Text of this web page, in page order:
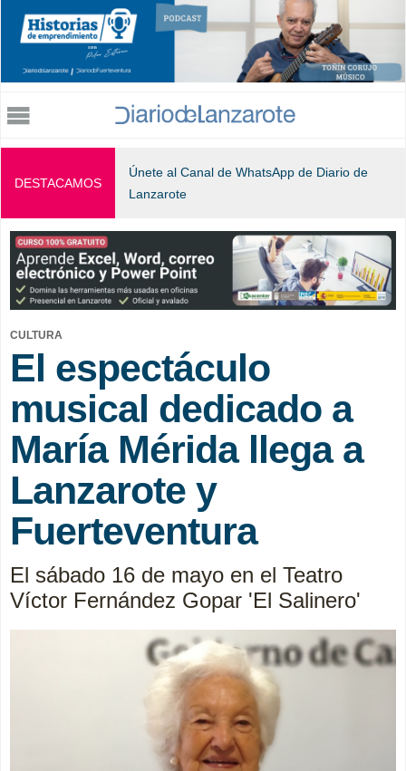
Jump to navigation
DESTACAMOS
Únete al Canal de WhatsApp de Diario de
Lanzarote
CULTURA
El espectáculo
musical dedicado a
María Mérida llega a
Lanzarote y
Fuerteventura
El sábado 16 de mayo en el Teatro
Víctor Fernández Gopar 'El Salinero'